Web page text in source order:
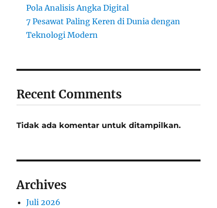
Pola Analisis Angka Digital
7 Pesawat Paling Keren di Dunia dengan
Teknologi Modern
Recent Comments
Tidak ada komentar untuk ditampilkan.
Archives
Juli 2026